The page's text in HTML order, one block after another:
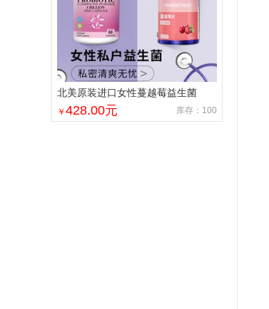
北美原装进口女性蔓越莓益生菌
￥ 428.00元 库存：100